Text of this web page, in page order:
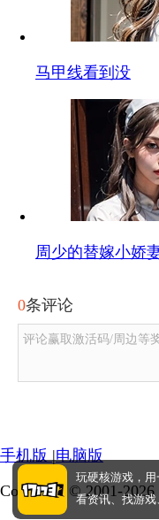
马甲线看到没
周少的替嫁小娇
0条评论
评论赢取激活码/周边等
手机版 |电脑版
Copyright © 2001-2026
玩硬核游戏，用
看资讯、找游